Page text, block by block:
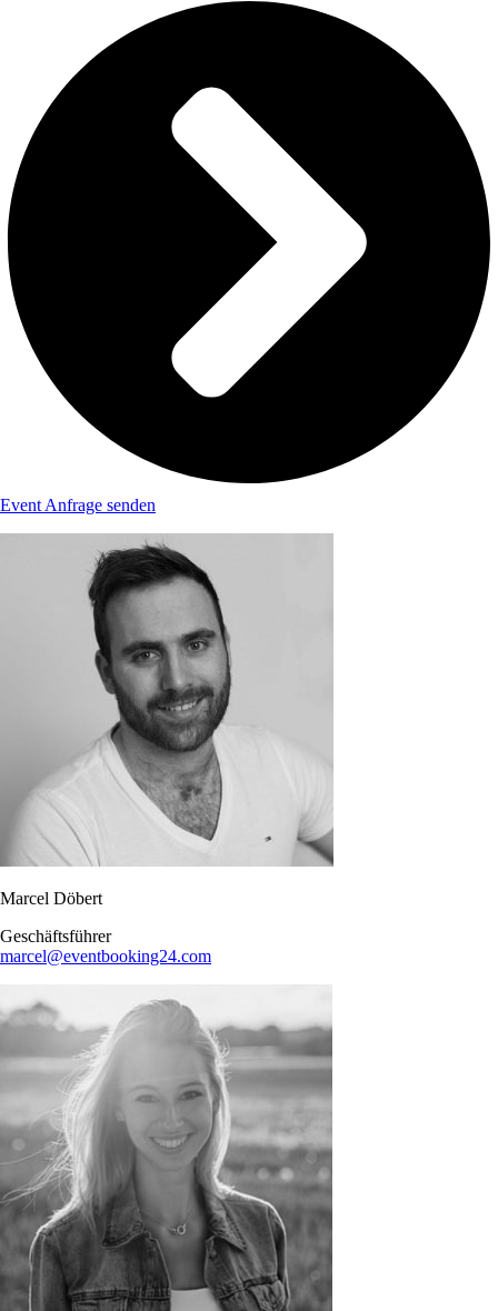
Event Anfrage senden
Marcel Döbert
Geschäftsführer
marcel@eventbooking24.com